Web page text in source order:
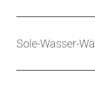
Sole-Wasser-